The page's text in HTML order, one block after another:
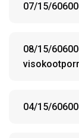
07/15/
08/15/
04/15/